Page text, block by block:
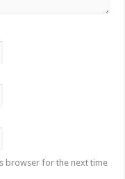
browser for the next time